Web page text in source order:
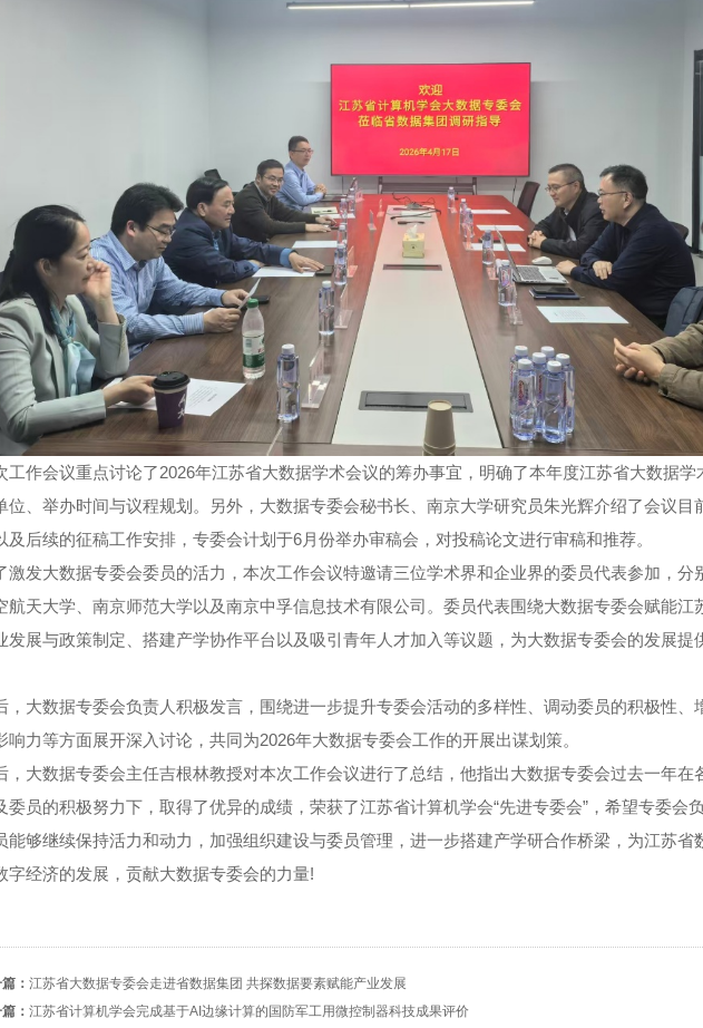
工作会议重点讨论了2026年江苏省大数据学术会议的筹办事宜，明确了本年度江苏省大数据学
位、举办时间与议程规划。另外，大数据专委会秘书长、南京大学研究员朱光辉介绍了会议目
及后续的征稿工作安排，专委会计划于6月份举办审稿会，对投稿论文进行审稿和推荐。
激发大数据专委会委员的活力，本次工作会议特邀请三位学术界和企业界的委员代表参加，分
航天大学、南京师范大学以及南京中孚信息技术有限公司。委员代表围绕大数据专委会赋能江
发展与政策制定、搭建产学协作平台以及吸引青年人才加入等议题，为大数据专委会的发展提
，大数据专委会负责人积极发言，围绕进一步提升专委会活动的多样性、调动委员的积极性、
响力等方面展开深入讨论，共同为2026年大数据专委会工作的开展出谋划策。
，大数据专委会主任吉根林教授对本次工作会议进行了总结，他指出大数据专委会过去一年在
委员的积极努力下，取得了优异的成绩，荣获了江苏省计算机学会“先进专委会”，希望专委会
能够继续保持活力和动力，加强组织建设与委员管理，进一步搭建产学研合作桥梁，为江苏省
字经济的发展，贡献大数据专委会的力量!
： 江苏省大数据专委会走进省数据集团 共探数据要素赋能产业发展
： 江苏省计算机学会完成基于AI边缘计算的国防军工用微控制器科技成果评价